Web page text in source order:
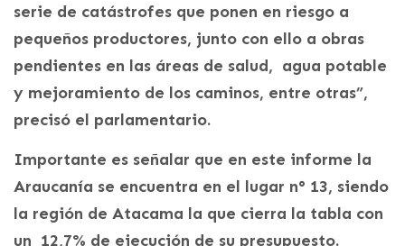
serie de catástrofes que ponen en riesgo a
pequeños productores, junto con ello a obras
pendientes en las áreas de salud, agua potable
y mejoramiento de los caminos, entre otras”,
precisó el parlamentario.
Importante es señalar que en este informe la
Araucanía se encuentra en el lugar n° 13, siendo
la región de Atacama la que cierra la tabla con
un 12,7% de ejecución de su presupuesto.